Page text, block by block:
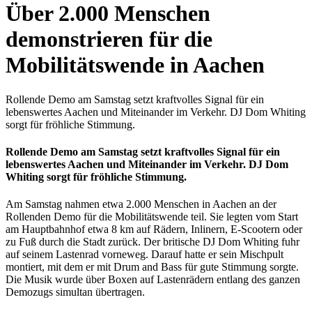
Über 2.000 Menschen
demonstrieren für die
Mobilitätswende in Aachen
Rollende Demo am Samstag setzt kraftvolles Signal für ein
lebenswertes Aachen und Miteinander im Verkehr. DJ Dom Whiting
sorgt für fröhliche Stimmung.
Rollende Demo am Samstag setzt kraftvolles Signal für ein
lebenswertes Aachen und Miteinander im Verkehr. DJ Dom
Whiting sorgt für fröhliche Stimmung.
Am Samstag nahmen etwa 2.000 Menschen in Aachen an der
Rollenden Demo für die Mobilitätswende teil. Sie legten vom Start
am Hauptbahnhof etwa 8 km auf Rädern, Inlinern, E-Scootern oder
zu Fuß durch die Stadt zurück. Der britische DJ Dom Whiting fuhr
auf seinem Lastenrad vorneweg. Darauf hatte er sein Mischpult
montiert, mit dem er mit Drum and Bass für gute Stimmung sorgte.
Die Musik wurde über Boxen auf Lastenrädern entlang des ganzen
Demozugs simultan übertragen.